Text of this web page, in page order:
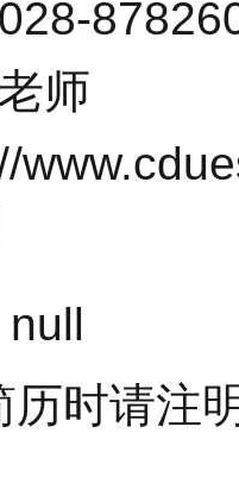
028-
师
null
历时请注